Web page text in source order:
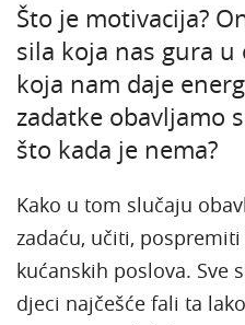
Što je motivacija?
sila koja nas gura
koja nam daje
zadatke obavljamo
što kada je nema?
Kako u tom slučaju
zadaću, učiti,
kućanskih poslova. Sve
djeci najčešće fali ta